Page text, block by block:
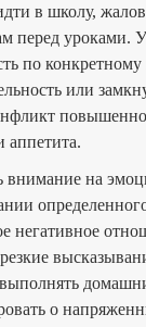
в школу,
перед уроками.
по конкретному
или
аппетита.
внимание на
негативное
о